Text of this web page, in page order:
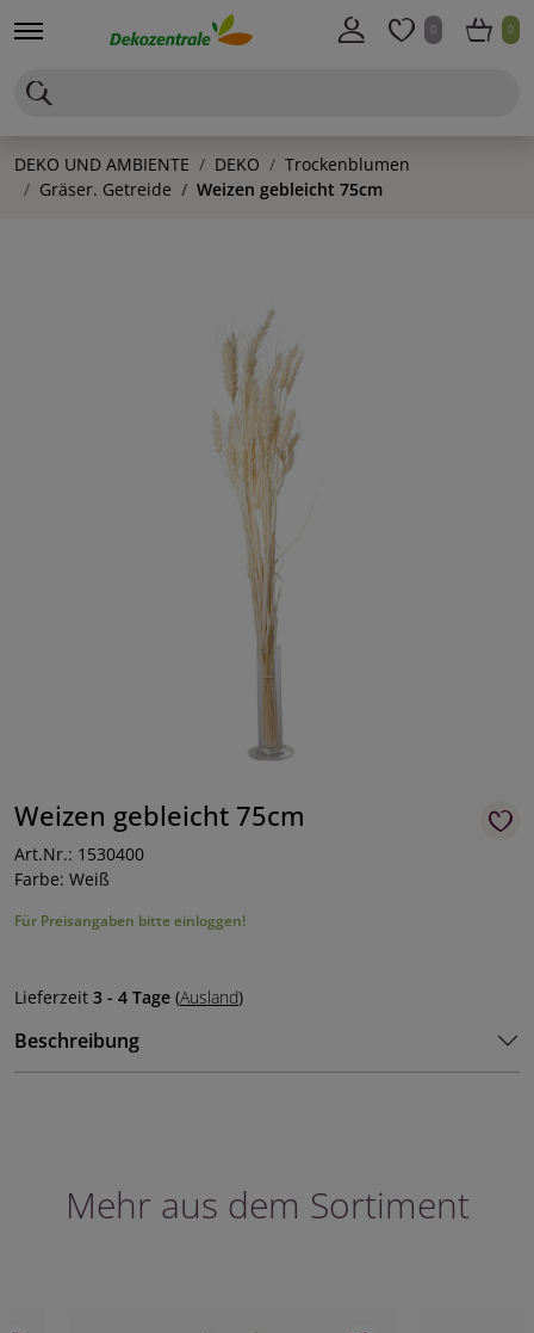
0 0
DEKO UND AMBIENTE DEKO
Trockenblumen
Gräser. Getreide
Weizen gebleicht 75cm
Weizen gebleicht 75cm
Art.Nr.: 1530400
Farbe: Weiß
Für Preisangaben bitte einloggen!
Lieferzeit 3 - 4 Tage (Ausland)
Beschreibung
Mehr aus dem Sortiment